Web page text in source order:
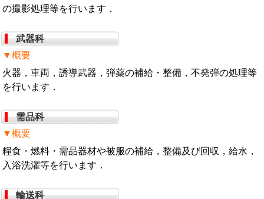
の撮影処理等を行います．
武器科
▼概要
火器，車両，誘導武器，弾薬の補給・整備，不発弾の処理等
を行います．
需品科
▼概要
糧食・燃料・需品器材や被服の補給，整備及び回収，給水，
入浴洗濯等を行います．
輸送科